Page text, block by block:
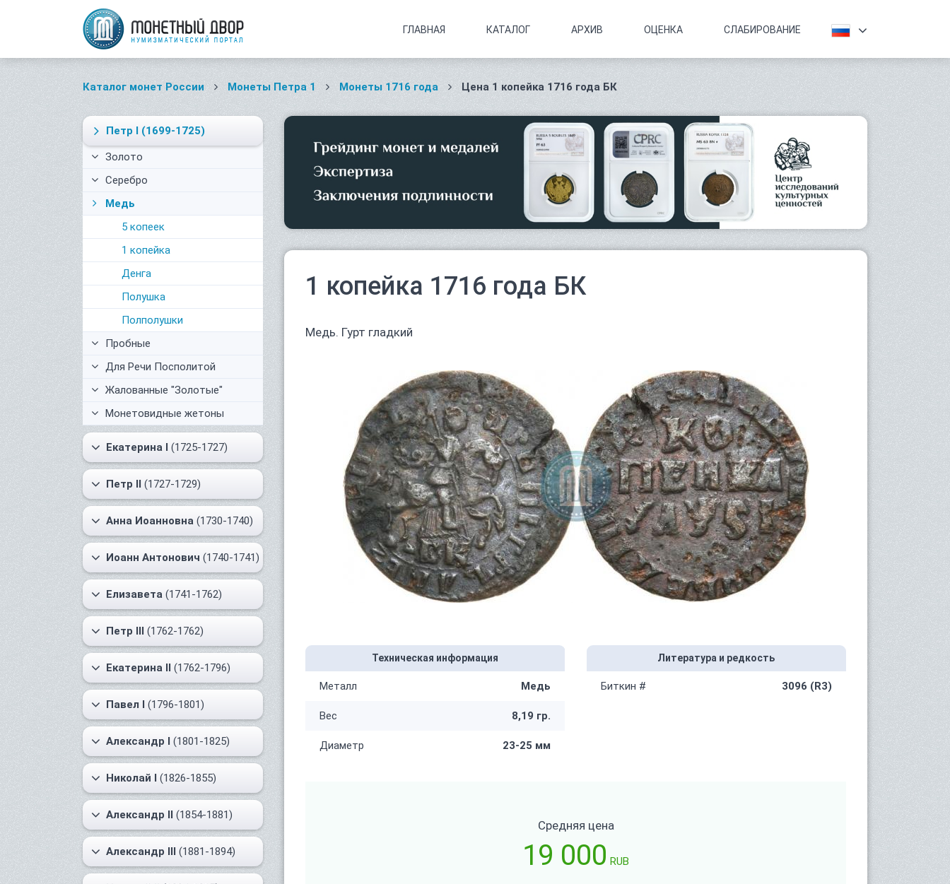
ГЛАВНАЯ КАТАЛОГ АРХИВ ОЦЕНКА СЛАБИРОВАНИЕ
Каталог монет России Монеты Петра 1 Монеты 1716 года Цена 1 копейка 1716 года БК
Петр I (1699-1725)
Золото
Серебро
Медь
5 копеек
1 копейка
Денга
Полушка
Полполушки
Пробные
Для Речи Посполитой
Жалованные "Золотые"
Монетовидные жетоны
Екатерина I (1725-1727)
Петр II (1727-1729)
Анна Иоанновна (1730-1740)
Иоанн Антонович (1740-1741)
Елизавета (1741-1762)
Петр III (1762-1762)
Екатерина II (1762-1796)
Павел I (1796-1801)
Александр I (1801-1825)
Николай I (1826-1855)
Александр II (1854-1881)
Александр III (1881-1894)
1 копейка 1716 года БК
Медь. Гурт гладкий
Техническая информация
Металл Медь
Вес 8,19 гр.
Диаметр 23-25 мм
Литература и редкость
Биткин # 3096 (R3)
Средняя цена
19 000 RUB